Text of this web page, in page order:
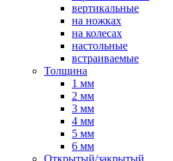
вертикальные
на ножках
на колесах
настольные
встраиваемые
Толщина
1 мм
2 мм
3 мм
4 мм
5 мм
6 мм
Открытый/закрытый